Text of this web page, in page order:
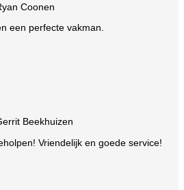
Coonen
een perfecte vakman.
Beekhuizen
Vriendelijk en goede service!